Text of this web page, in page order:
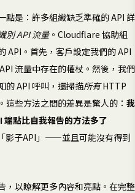
點是：許多組織缺乏準確的 API 詳
別 API 流量。Cloudflare 協助組
API。首先，客戶設定我們的 API
流量中存在的權杖。然後，我們
的 API 呼叫，還掃描所有HTTP
這些方法之間的差異是驚人的： 我
點比自我報告的方法多了
影子API」——並且可能沒有得到
，以瞭解更多內容和亮點。在完整